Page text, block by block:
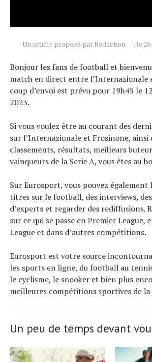
Un article proposé par Rédaction , le
Bonjour les fans de football et
match en direct entre l’Internazionale
coup d’envoi est prévu pour 19h45 le
2023.
Si vous voulez être au courant des
sur l’Internazionale et Frosinone, ainsi
classements, résultats, meilleurs
vainqueurs de la Serie A, vous êtes au
Sur Eurosport, vous pouvez également
titres sur le football, des interviews,
d’experts et regarder des rediffusions.
sur ce qui se passe en Premier League,
League et dans d’autres compétitions.
Eurosport est votre source
les sports en ligne, du football au
le cyclisme, le snooker et bien plus
meilleures compétitions sportives de la
Un peu de temps devant